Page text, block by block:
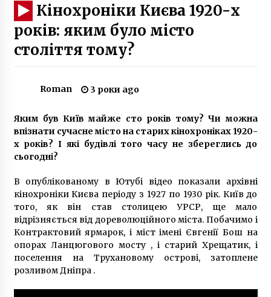
Одна, єдина, соборна Україна! Історія про те,
як виникло свято День Соборності
7 років ago
6 років ago
Ванесса Параді зняла кліп про Київ
7 років ago
На Шулявці в Києві знесли МАФи
7 років ago
Киянка тримала у квартирі вовка, двох
лисиць та вісім собак
5 років ago
Столичні вандали знову потрощили
Кінохроніки Києва 1920-х
років: яким було місто
століття тому?
Roman 3 роки ago
Яким був Київ майже сто років тому? Чи можна
впізнати сучасне місто на старих кінохроніках 1920-
х років? І які будівлі того часу не збереглись до
сьогодні?
В опублікованому в Ютубі відео показали архівні
кінохроніки Києва періоду з 1927 по 1930 рік. Київ до
того, як він став столицею УРСР, ще мало
відрізняється від дореволюційного міста. Побачимо і
Контрактовий ярмарок, і міст імені Євгенії Бош на
опорах Ланцюгового мосту , і старий Хрещатик, і
поселення на Трухановому острові, затоплене
розливом Дніпра .